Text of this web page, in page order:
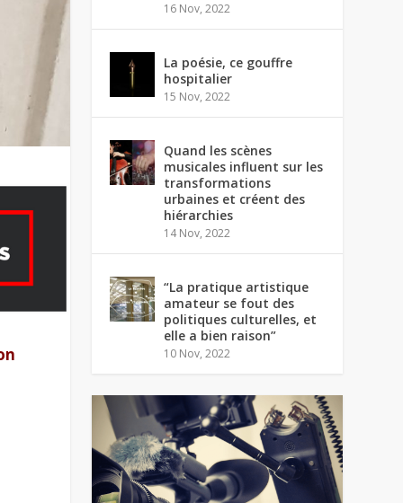
16 Nov, 2022
La poésie, ce gouffre
hospitalier
15 Nov, 2022
Quand les scènes
musicales influent sur les
transformations
urbaines et créent des
hiérarchies
14 Nov, 2022
“La pratique artistique
amateur se fout des
politiques culturelles, et
elle a bien raison”
10 Nov, 2022